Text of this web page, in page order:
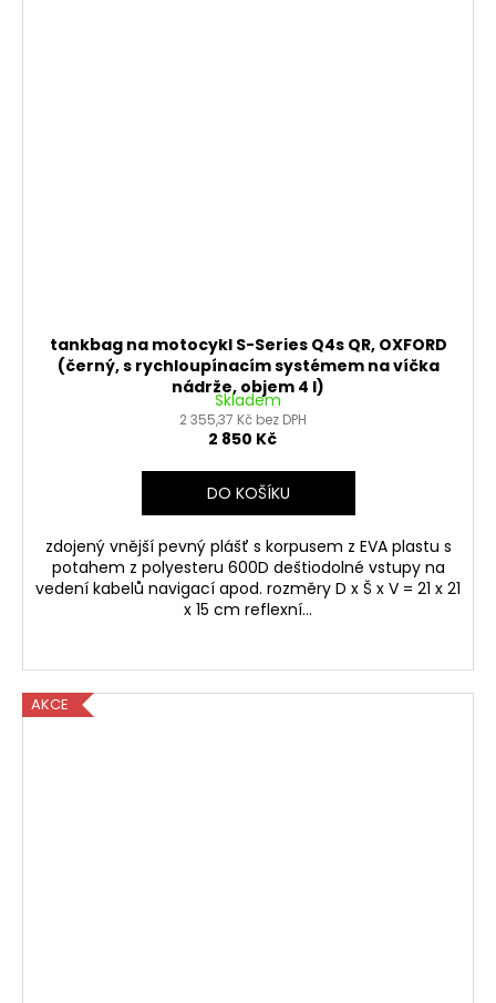
tankbag na motocykl S-Series Q4s QR, OXFORD
(černý, s rychloupínacím systémem na víčka
nádrže, objem 4 l)
Skladem
2 355,37 Kč bez DPH
2 850 Kč
DO KOŠÍKU
zdojený vnější pevný plášť s korpusem z EVA plastu s
potahem z polyesteru 600D deštiodolné vstupy na
vedení kabelů navigací apod. rozměry D x Š x V = 21 x 21
x 15 cm reflexní...
AKCE